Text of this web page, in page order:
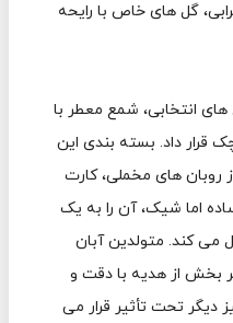
گل های خاص با رایحه
انتخابی، شمع معطر با
قرار داد. بسته بندی این
روبان های مخملی، کارت
اما شیک، آن را به یک
کند. متولدین آبان
بخش از هدیه با دقت و
تحت تأثیر قرار می